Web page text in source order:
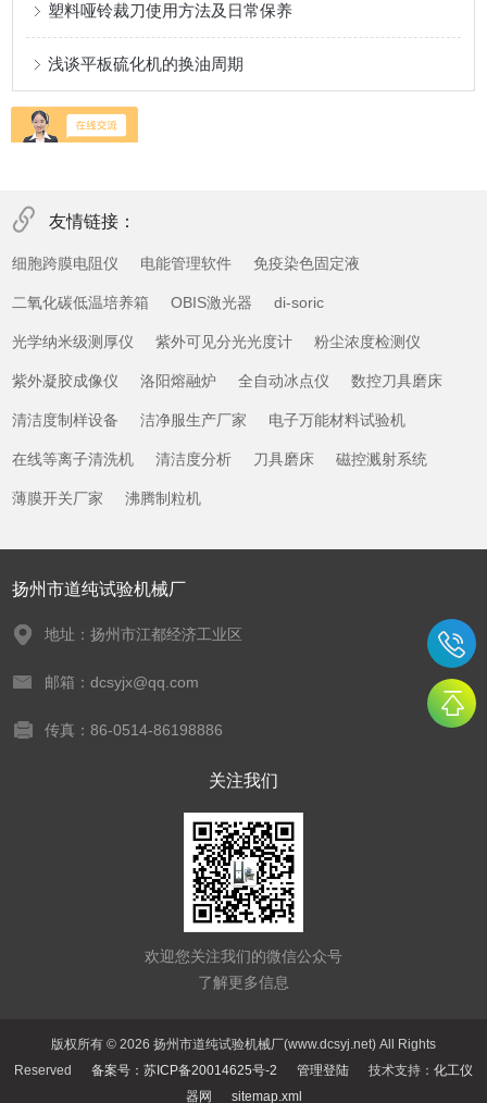
塑料哑铃裁刀使用方法及日常保养
浅谈平板硫化机的换油周期
暂时没有信息
友情链接：
细胞跨膜电阻仪 电能管理软件 免疫染色固定液
二氧化碳低温培养箱 OBIS激光器 di-soric
光学纳米级测厚仪 紫外可见分光光度计 粉尘浓度检测仪
紫外凝胶成像仪 洛阳熔融炉 全自动冰点仪 数控刀具磨床
清洁度制样设备 洁净服生产厂家 电子万能材料试验机
在线等离子清洗机 清洁度分析 刀具磨床 磁控溅射系统
薄膜开关厂家 沸腾制粒机
扬州市道纯试验机械厂
地址：扬州市江都经济工业区
邮箱：dcsyjx@qq.com
传真：86-0514-86198886
关注我们
欢迎您关注我们的微信公众号
了解更多信息
版权所有 © 2026 扬州市道纯试验机械厂(www.dcsyj.net) All Rights
Reserved 备案号：苏ICP备20014625号-2 管理登陆 技术支持： 化工仪
器网
sitemap.xml